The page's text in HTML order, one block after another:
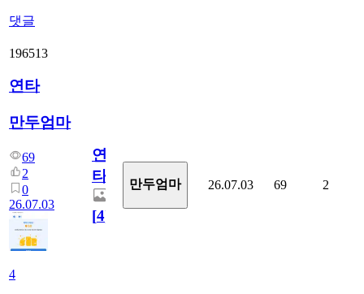
댓글
196513
연타
만두엄마
69
2
0
26.07.03
4
연
타
[4]
만두엄마 26.07.03 69 2